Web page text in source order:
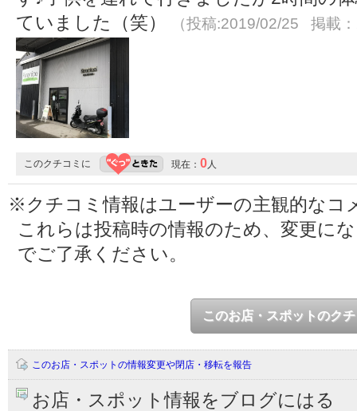
ていました（笑）
（投稿:2019/02/25 掲載
このクチコミに 現在： 0 人
※クチコミ情報はユーザーの主観的なコ
これらは投稿時の情報のため、変更に
でご了承ください。
このお店・スポットのク
このお店・スポットの情報変更や閉店・移転を報告
お店・スポット情報をブログにはる